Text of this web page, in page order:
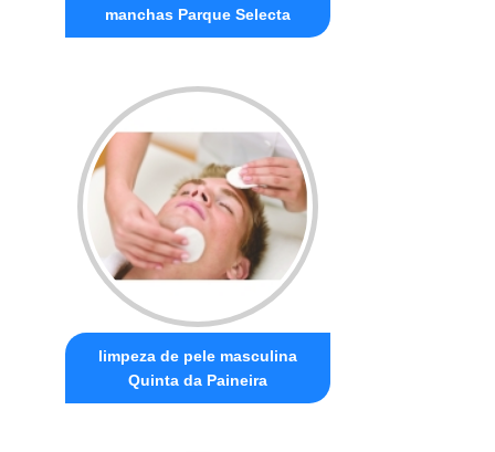
manchas Parque Selecta
limpeza de pele masculina
Quinta da Paineira